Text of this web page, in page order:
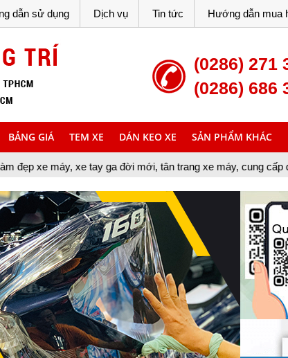
dẫn sử dụng Dịch vụ Tin tức Hướng dẫn mua
(0286) 271
(0286) 686
BẢNG GIÁ TEM XE DÁN KEO XE SẢN PHẨM KHÁC
tay ga đời mới, tân trang xe máy, cung cấp đồ chơi xe máy